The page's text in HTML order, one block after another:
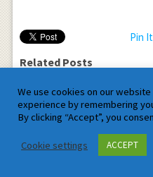
Pin It
Related Posts
9 Career Spells for Freshers
We use cookies on our
experience by remembering
By clicking “Accept”, you
Cookie settings ACCEPT